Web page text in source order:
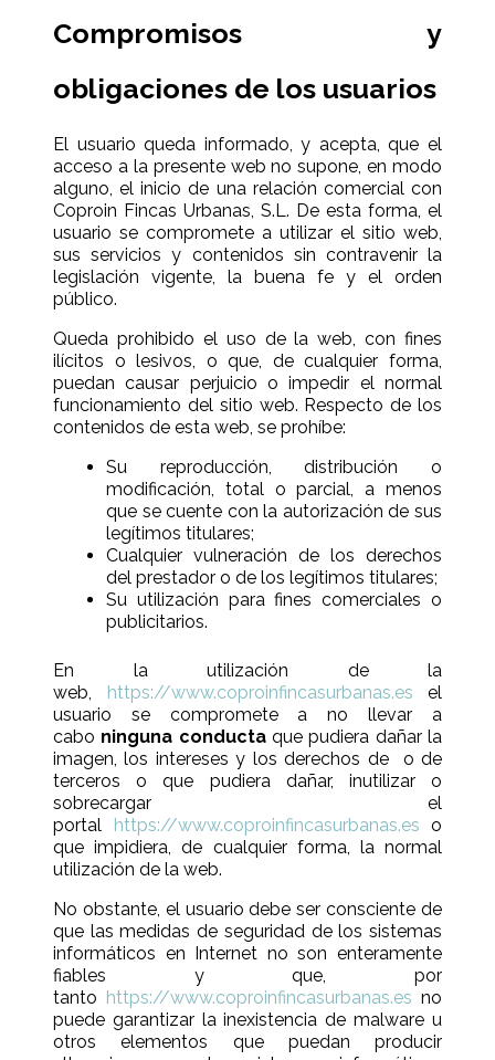
Compromisos y
obligaciones de los usuarios
El usuario queda informado, y acepta, que el
acceso a la presente web no supone, en modo
alguno, el inicio de una relación comercial con
Coproin Fincas Urbanas, S.L. De esta forma, el
usuario se compromete a utilizar el sitio web,
sus servicios y contenidos sin contravenir la
legislación vigente, la buena fe y el orden
público.
Queda prohibido el uso de la web, con fines
ilícitos o lesivos, o que, de cualquier forma,
puedan causar perjuicio o impedir el normal
funcionamiento del sitio web. Respecto de los
contenidos de esta web, se prohíbe:
Su reproducción, distribución o
modificación, total o parcial, a menos
que se cuente con la autorización de sus
legítimos titulares;
Cualquier vulneración de los derechos
del prestador o de los legítimos titulares;
Su utilización para fines comerciales o
publicitarios.
En la utilización de la
web, https://www.coproinfincasurbanas.es el
usuario se compromete a no llevar a
cabo ninguna conductaque pudiera dañar la
imagen, los intereses y los derechos de o de
terceros o que pudiera dañar, inutilizar o
sobrecargar el
portal https://www.coproinfincasurbanas.es o
que impidiera, de cualquier forma, la normal
utilización de la web.
No obstante, el usuario debe ser consciente de
que las medidas de seguridad de los sistemas
informáticos en Internet no son enteramente
fiables y que, por
tanto https://www.coproinfincasurbanas.es no
puede garantizar la inexistencia de malware u
otros elementos que puedan producir